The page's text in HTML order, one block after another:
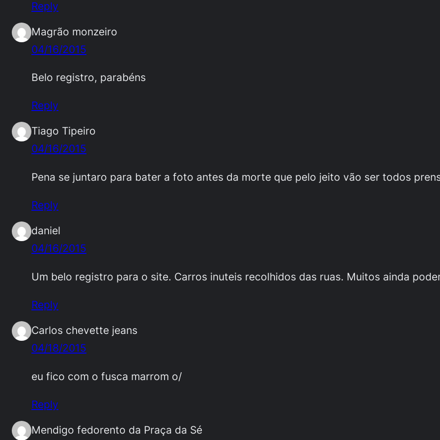
Reply
Magrão monzeiro
04/16/2015
Belo registro, parabéns
Reply
Tiago Tipeiro
04/16/2015
Pena se juntaro para bater a foto antes da morte que pelo jeito vão ser todos
Reply
daniel
04/16/2015
Um belo registro para o site. Carros inuteis recolhidos das ruas. Muitos ainda
Reply
Carlos chevette jeans
04/18/2015
eu fico com o fusca marrom o/
Reply
Mendigo fedorento da Praça da Sé